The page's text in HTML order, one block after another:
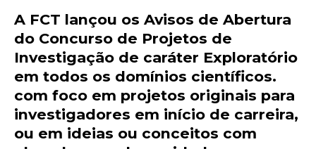
A FCT lançou os Avisos de Abertura
do Concurso de Projetos de
Investigação de caráter Exploratório
em todos os domínios científicos.
com foco em projetos originais para
investigadores em início de carreira,
ou em ideias ou conceitos com